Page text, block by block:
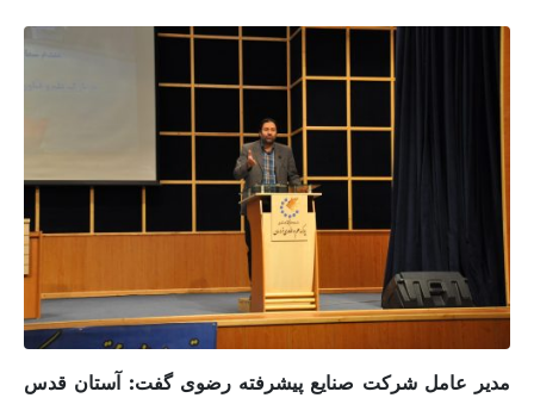
مدیر عامل شرکت صنایع پیشرفته رضوی گفت: آستان قدس